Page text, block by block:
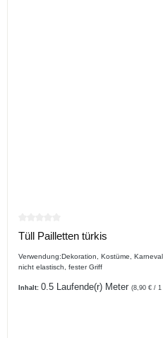
Durchschnittliche Bewertung
Tüll Pailletten türkis
Verwendung:Dekoration, Kostüme,
nicht elastisch, fester Griff
Inhalt: 0.5 Laufende(r) Meter (8,90 € / 1